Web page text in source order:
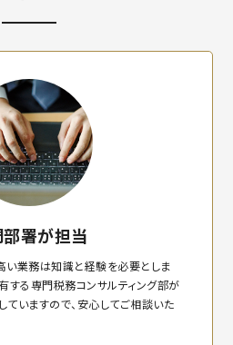
署が担当
い業務は知識と経験を必要としま
する専門税務コンサルティング部が
いますので、安心してご相談いた